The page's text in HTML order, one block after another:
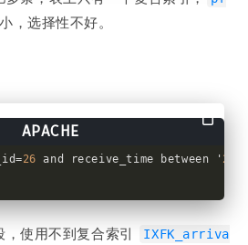
，选择性不好。
26 and receive_time between '
，使用不到复合索引
IXFK_arriva